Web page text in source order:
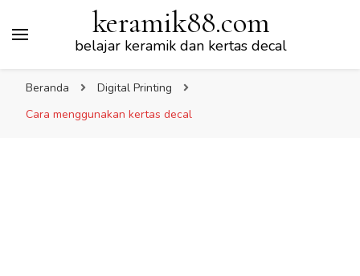
keramik88.com
belajar keramik dan kertas decal
Beranda
Digital Printing
Cara menggunakan kertas decal